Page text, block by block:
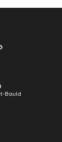
Bauld